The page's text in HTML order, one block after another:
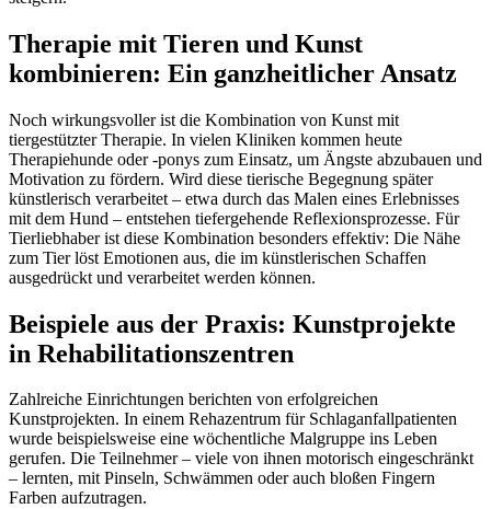
Therapie mit Tieren und Kunst
kombinieren: Ein ganzheitlicher Ansatz
Noch wirkungsvoller ist die Kombination von Kunst mit
tiergestützter Therapie. In vielen Kliniken kommen heute
Therapiehunde oder -ponys zum Einsatz, um Ängste abzubauen und
Motivation zu fördern. Wird diese tierische Begegnung später
künstlerisch verarbeitet – etwa durch das Malen eines Erlebnisses
mit dem Hund – entstehen tiefergehende Reflexionsprozesse. Für
Tierliebhaber ist diese Kombination besonders effektiv: Die Nähe
zum Tier löst Emotionen aus, die im künstlerischen Schaffen
ausgedrückt und verarbeitet werden können.
Beispiele aus der Praxis: Kunstprojekte
in Rehabilitationszentren
Zahlreiche Einrichtungen berichten von erfolgreichen
Kunstprojekten. In einem Rehazentrum für Schlaganfallpatienten
wurde beispielsweise eine wöchentliche Malgruppe ins Leben
gerufen. Die Teilnehmer – viele von ihnen motorisch eingeschränkt
– lernten, mit Pinseln, Schwämmen oder auch bloßen Fingern
Farben aufzutragen.